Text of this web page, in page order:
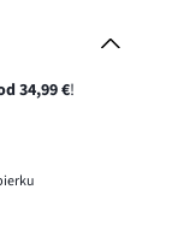
34,99 €!